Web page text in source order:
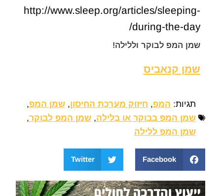
http://www.sleep.org/articles/sleeping-
during-the-day/
שמן המפ לבוקר וללילה!
שמן קנאביס
תגיות: המפ, חיזוק מערכת החיסון,שמן המפ,
שמן המפ בבוקר או בלילה,שמן המפ לבוקר,
שמן המפ ללילה
Facebook
Twitter